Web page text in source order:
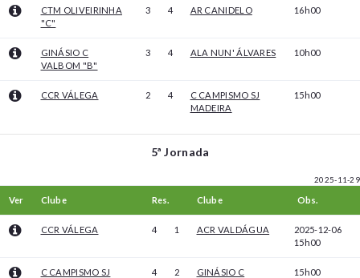
CTM OLIVEIRINHA
"C"
3 4 AR CANIDELO 16h00
GINÁSIO C
VALBOM "B"
3 4 ALA NUN' ÁLVARES 10h00
CCR VÁLEGA 2 4
C CAMPISMO SJ
MADEIRA
15h00
5ª Jornada
2025-11-29
Ver Clube Res. Clube Obs.
CCR VÁLEGA 4 1 ACR VALDÁGUA
2025-12-06
15h00
C CAMPISMO SJ
4 2
GINÁSIO C
15h00